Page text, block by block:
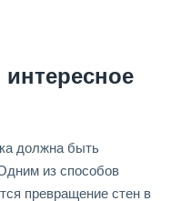
должна быть
из способов
превращение стен в